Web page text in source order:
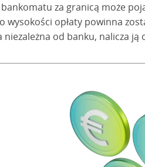
bankomatu za granicą może
wysokości opłaty powinna
niezależna od banku, nalicza